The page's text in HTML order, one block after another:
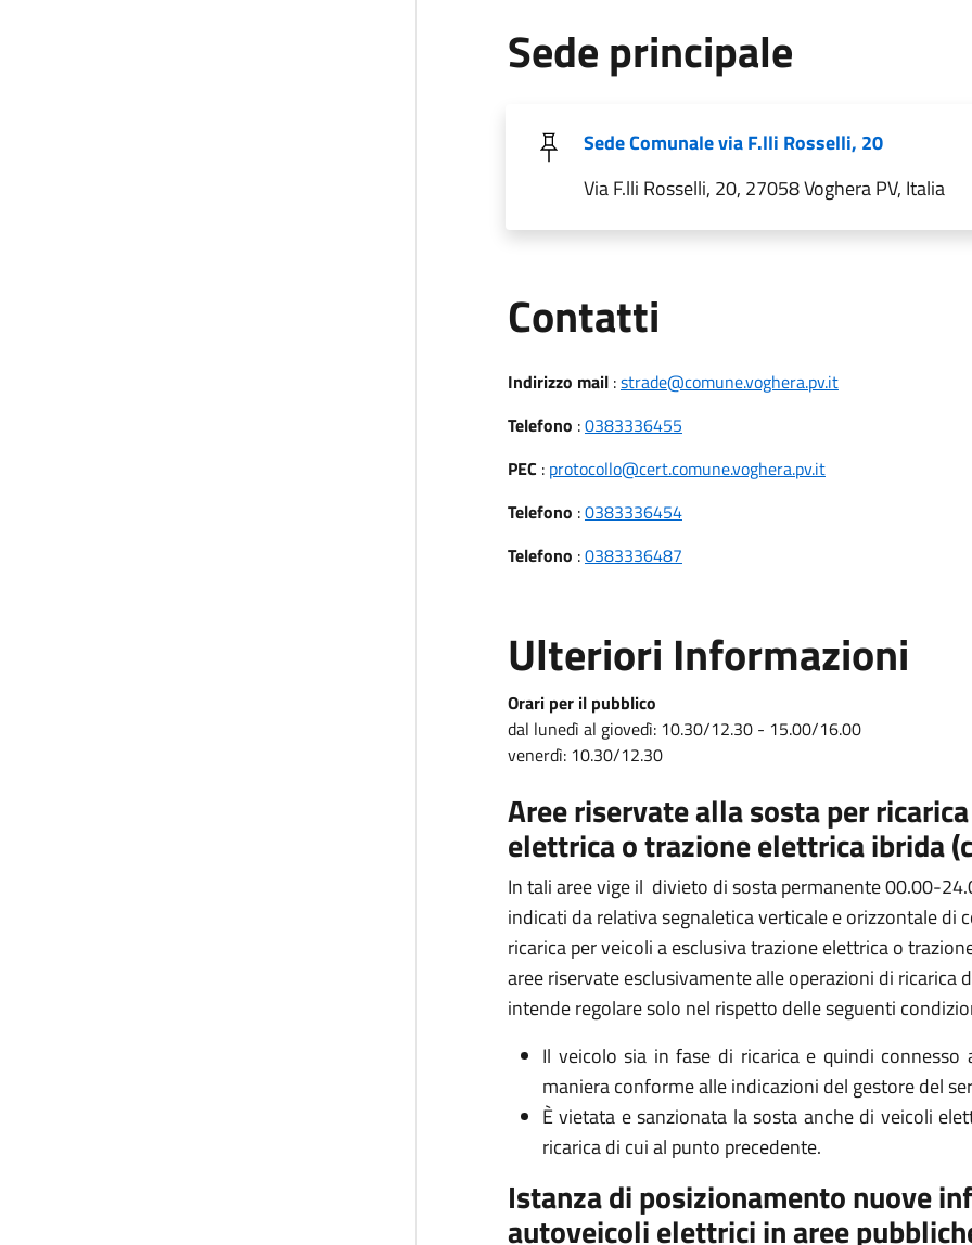
Sede principale
Sede Comunale via F.lli Rosselli, 20
Via F.lli Rosselli, 20, 27058 Voghera PV, Italia
Contatti
Indirizzo mail:strade@comune.voghera.pv.it
Telefono :0383336455
PEC : protocollo@cert.comune.voghera.pv.it
Telefono :0383336454
Telefono :0383336487
Ulteriori Informazioni
Orari per il pubblico
dal lunedì al giovedì: 10.30/12.30 - 15.00/16.00
venerdì: 10.30/12.30
Aree riservate alla sosta per
elettrica o trazione elettrica ibrida
In tali aree vige il divieto di sosta permanente 00.00-
indicati da relativa segnaletica verticale e orizzontale di
ricarica per veicoli a esclusiva trazione elettrica o
aree riservate esclusivamente alle operazioni di ricarica
intende regolare solo nel rispetto delle seguenti
Il veicolo sia in fase di ricarica e quindi
maniera conforme alle indicazioni del gestore del
È vietata e sanzionata la sosta anche di veicoli
ricarica di cui al punto precedente.
Istanza di posizionamento nuove
autoveicoli elettrici in aree